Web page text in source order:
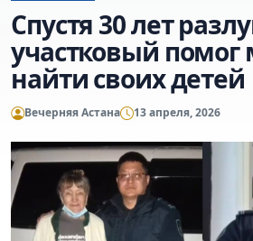
Спустя 30 лет
участковый помог
найти своих детей
Вечерняя Астана 13 апреля, 2026